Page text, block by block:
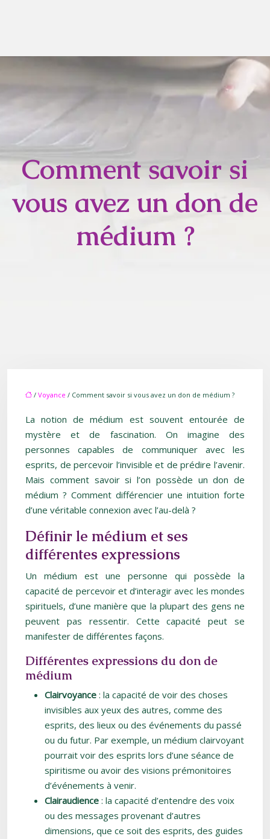
Comment savoir si
vous avez un don de
médium ?
/ Voyance / Comment savoir si vous avez un don de médium ?
La notion de médium est souvent entourée de
mystère et de fascination. On imagine des
personnes capables de communiquer avec les
esprits, de percevoir l’invisible et de prédire l’avenir.
Mais comment savoir si l’on possède un don de
médium ? Comment différencier une intuition forte
d’une véritable connexion avec l’au-delà ?
Définir le médium et ses
différentes expressions
Un médium est une personne qui possède la
capacité de percevoir et d’interagir avec les mondes
spirituels, d’une manière que la plupart des gens ne
peuvent pas ressentir. Cette capacité peut se
manifester de différentes façons.
Différentes expressions du don de
médium
Clairvoyance : la capacité de voir des choses
invisibles aux yeux des autres, comme des
esprits, des lieux ou des événements du passé
ou du futur. Par exemple, un médium clairvoyant
pourrait voir des esprits lors d’une séance de
spiritisme ou avoir des visions prémonitoires
d’événements à venir.
Clairaudience : la capacité d’entendre des voix
ou des messages provenant d’autres
dimensions, que ce soit des esprits, des guides